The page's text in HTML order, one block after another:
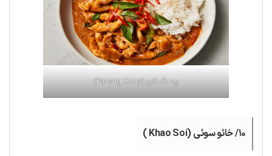
پنه نگ کاری (Panang Curry)
۱۰/ خائو سوئی (Khao Soi )